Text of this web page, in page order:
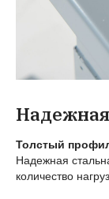
Толстый
Надежная
количество